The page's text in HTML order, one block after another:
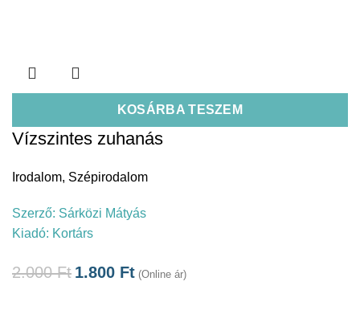
KOSÁRBA TESZEM
Vízszintes zuhanás
Irodalom, Szépirodalom
Szerző: Sárközi Mátyás
Kiadó: Kortárs
2.000Ft 1.800 Ft (Online ár)